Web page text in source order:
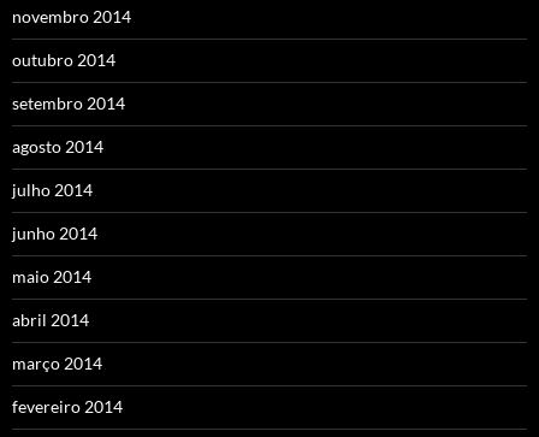
novembro 2014
outubro 2014
setembro 2014
agosto 2014
julho 2014
junho 2014
maio 2014
abril 2014
março 2014
fevereiro 2014